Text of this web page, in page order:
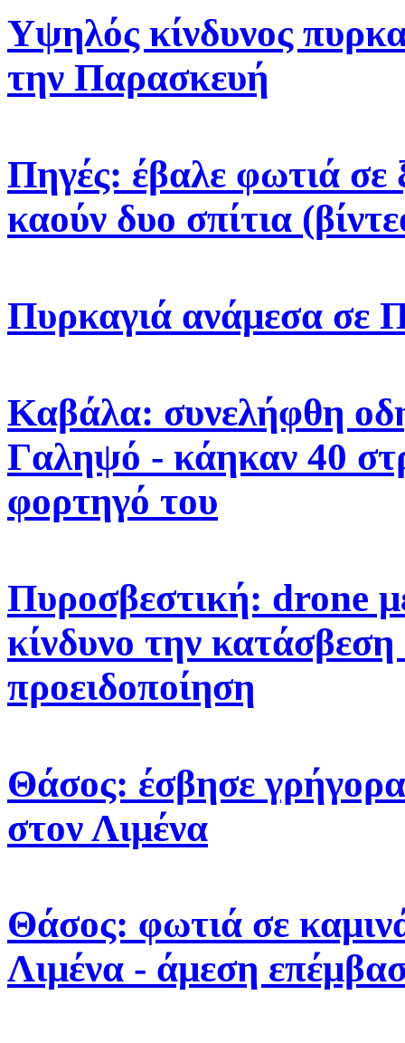
Υψηλός κίνδυνος
την Παρασκευή
Πηγές: έβαλε φωτιά σε
καούν δυο σπίτια
Πυρκαγιά ανάμεσα σε
Καβάλα: συνελήφθη
Γαληψό - κάηκαν 40
φορτηγό του
Πυροσβεστική: drone
κίνδυνο την
προειδοποίηση
Θάσος: έσβησε
στον Λιμένα
Θάσος: φωτιά σε
Λιμένα - άμεση